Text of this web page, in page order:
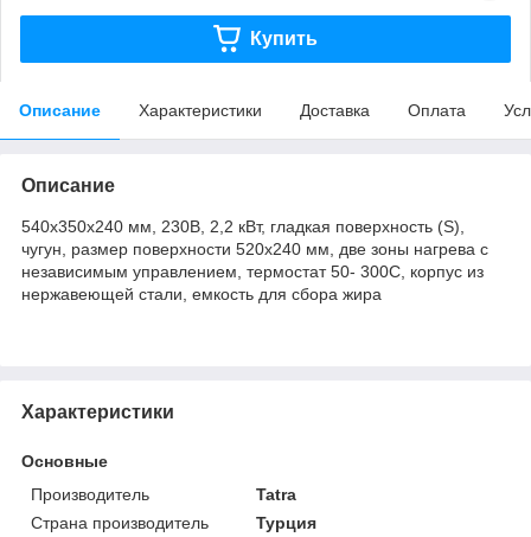
Купить
Описание Характеристики Доставка Оплата
Описание
540х350х240 мм, 230В, 2,2 кВт, гладкая поверхность (S),
чугун, размер поверхности 520х240 мм, две зоны нагрева с
независимым управлением, термостат 50- 300C, корпус из
нержавеющей стали, емкость для сбора жира
Характеристики
Основные
Производитель
Tatra
Страна производитель
Турция